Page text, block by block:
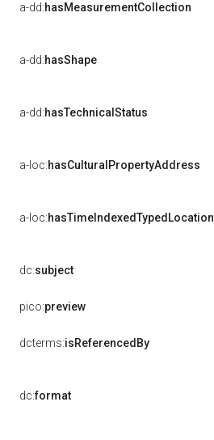
a-dd:hasMeasurementCollection
a-dd:hasShape
a-dd:hasTechnicalStatus
a-loc:hasCulturalPropertyAddress
a-loc:hasTimeIndexedTypedLocation
dc:subject
pico:preview
dcterms:isReferencedBy
dc:format